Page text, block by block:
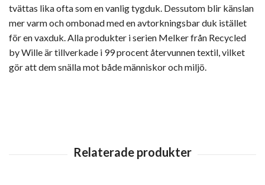
tvättas lika ofta som en vanlig tygduk. Dessutom blir känslan
mer varm och ombonad med en avtorkningsbar duk istället
för en vaxduk. Alla produkter i serien Melker från Recycled
by Wille är tillverkade i 99 procent återvunnen textil, vilket
gör att dem snälla mot både människor och miljö.